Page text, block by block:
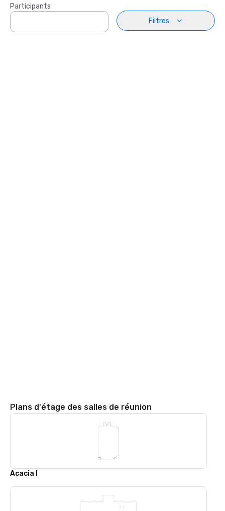
Participants
Filtres
Plans d'étage des salles de réunion
Acacia I